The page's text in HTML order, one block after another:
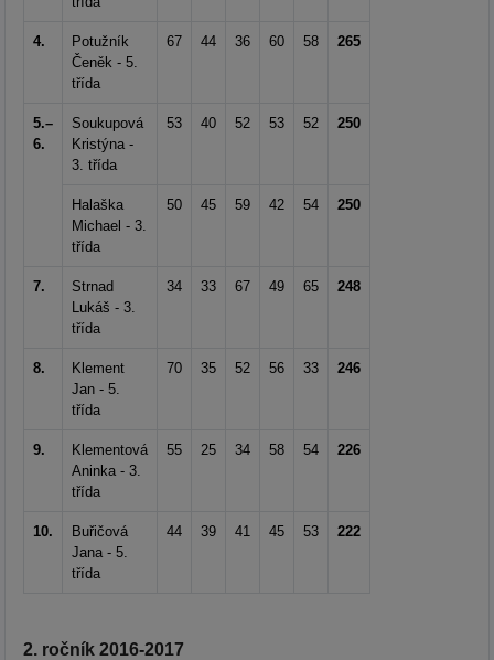
4.
Potužník
Čeněk - 5.
třída
67 44 36 60 58 265
5.–
6.
Soukupová
Kristýna -
3. třída
53 40 52 53 52 250
Halaška
Michael - 3.
třída
50 45 59 42 54 250
7.
Strnad
Lukáš - 3.
třída
34 33 67 49 65 248
8.
Klement
Jan - 5.
třída
70 35 52 56 33 246
9.
Klementová
Aninka - 3.
třída
55 25 34 58 54 226
10.
Buřičová
Jana - 5.
třída
44 39 41 45 53 222
2. ročník 2016-2017